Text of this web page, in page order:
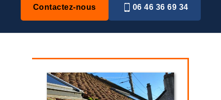
Contactez-nous 06 46 36 69 34